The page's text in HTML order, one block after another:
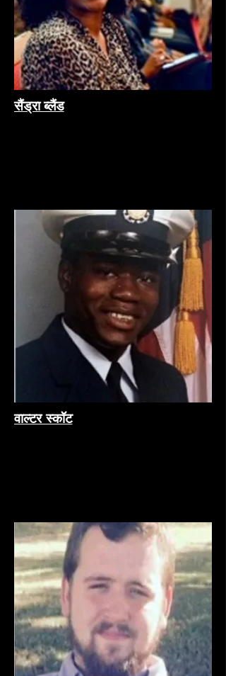
सैंड्रा ब्लैंड
वाल्टर स्कॉट